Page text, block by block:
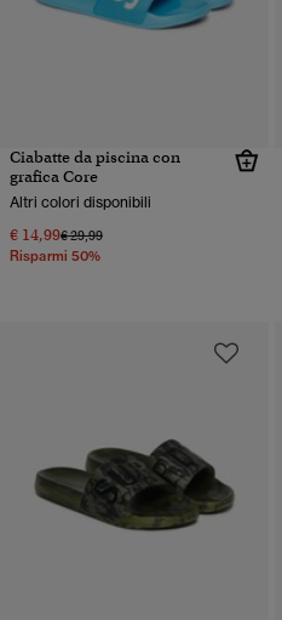
Ciabatte da piscina con
grafica Core
Altri colori disponibili
€ 14,99Prezzo ridotto da
€ 29,99a
Risparmi 50%